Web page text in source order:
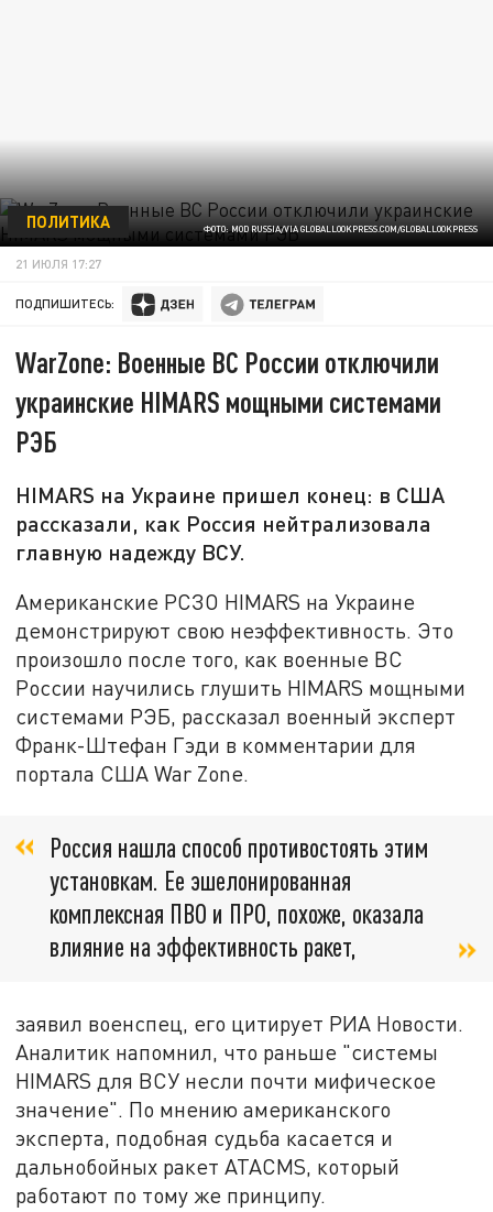
ФОТО: MOD RUSSIA/VIA GLOBALLOOKPRESS.COM/GLOBALLOOKPRESS
ПОЛИТИКА
21 ИЮЛЯ 17:27
ПОДПИШИТЕСЬ:
WarZone: Военные ВС России отключили
украинские HIMARS мощными системами
РЭБ
HIMARS на Украине пришел конец: в США
рассказали, как Россия нейтрализовала
главную надежду ВСУ.
Американские РСЗО HIMARS на Украине
демонстрируют свою неэффективность. Это
произошло после того, как военные ВС
России научились глушить HIMARS мощными
системами РЭБ, рассказал военный эксперт
Франк-Штефан Гэди в комментарии для
портала США War Zone.
Россия нашла способ противостоять этим
установкам. Ее эшелонированная
комплексная ПВО и ПРО, похоже, оказала
влияние на эффективность ракет,
заявил военспец, его цитирует РИА Новости.
Аналитик напомнил, что раньше "системы
HIMARS для ВСУ несли почти мифическое
значение". По мнению американского
эксперта, подобная судьба касается и
дальнобойных ракет ATACMS, который
работают по тому же принципу.